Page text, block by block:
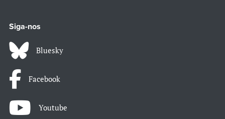
Siga-nos
Bluesky
Facebook
Youtube